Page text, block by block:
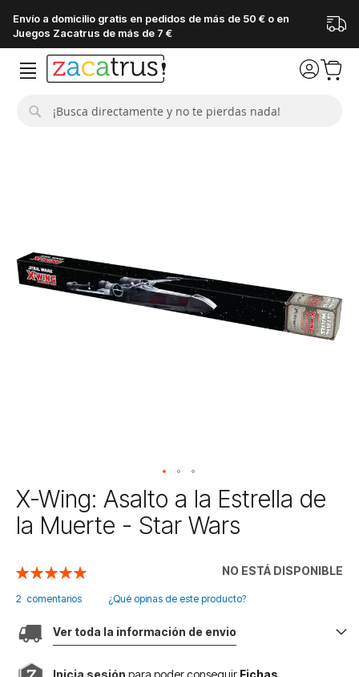
Envío a domicilio gratis en pedidos de más de 50 € o en
Juegos Zacatrus de más de 7 €
imágenes
Saltar
al
comienzo
galería
imágenes
X-Wing: Asalto a la Estrella de
la Muerte - Star Wars
NO ESTÁ DISPONIBLE
Valoración:
2 comentarios ¿Qué opinas de este producto?
Ver toda la información de envio
Inicia sesión para poder conseguir Fichas